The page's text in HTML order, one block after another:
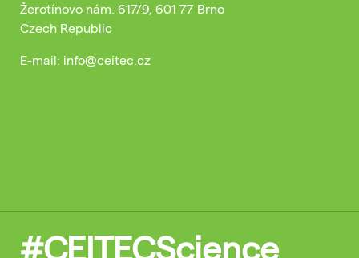
Žerotínovo nám. 617/9, 601 77 Brno
Czech Republic
E-mail: info@ceitec.cz
#CEITECScience